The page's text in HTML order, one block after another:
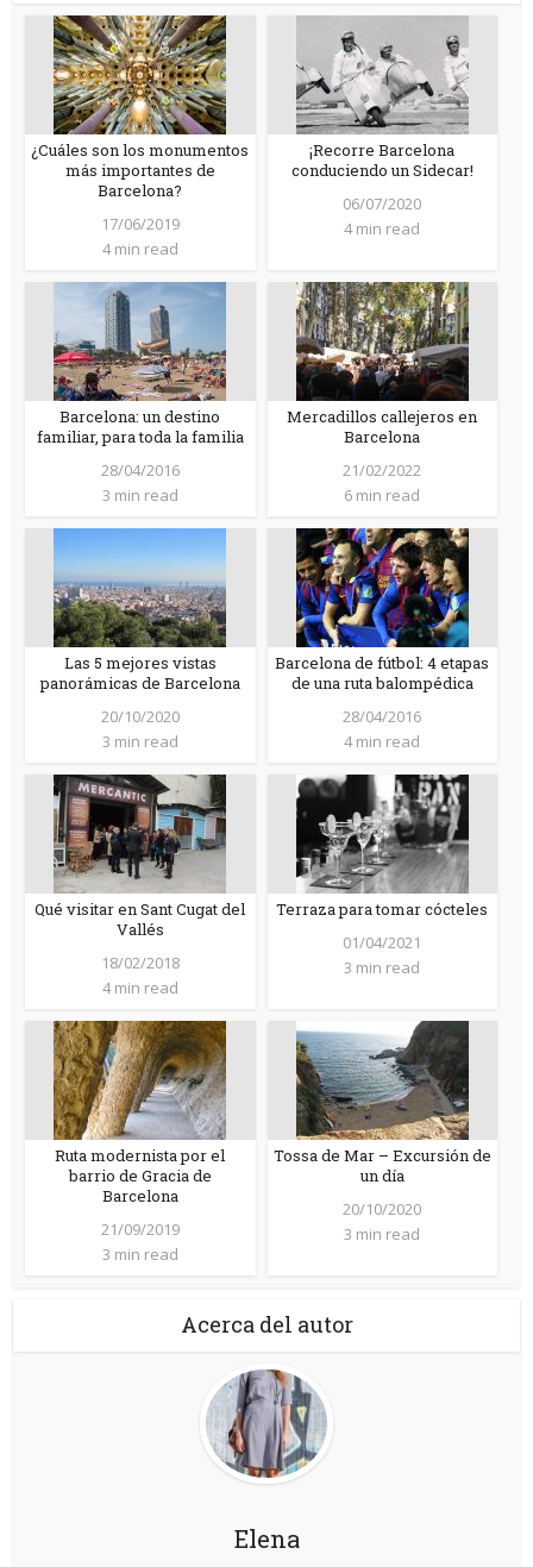
¿Cuáles son los monumentos
más importantes de
Barcelona?
17/06/2019
4 min read
¡Recorre Barcelona
conduciendo un Sidecar!
06/07/2020
4 min read
Barcelona: un destino
familiar, para toda la familia
28/04/2016
3 min read
Mercadillos callejeros en
Barcelona
21/02/2022
6 min read
Las 5 mejores vistas
panorámicas de Barcelona
20/10/2020
3 min read
Barcelona de fútbol: 4 etapas
de una ruta balompédica
28/04/2016
4 min read
Qué visitar en Sant Cugat del
Vallés
18/02/2018
4 min read
Terraza para tomar cócteles
01/04/2021
3 min read
Ruta modernista por el
barrio de Gracia de
Barcelona
21/09/2019
3 min read
Tossa de Mar – Excursión de
un día
20/10/2020
3 min read
Acerca del autor
Elena